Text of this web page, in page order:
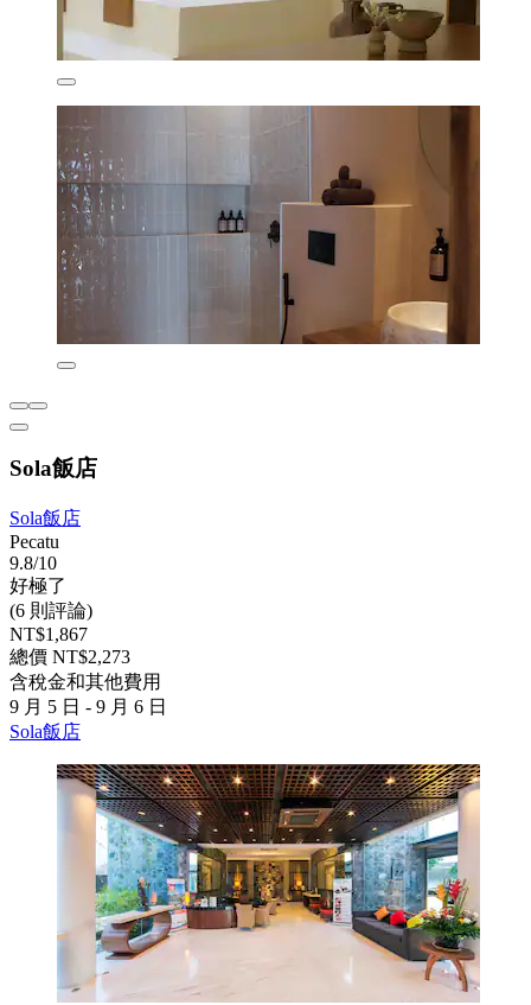
Sola飯店
Sola飯店
Pecatu
9.8/10
好極了
(6 則評論)
NT$1,867
總價 NT$2,273
含稅金和其他費用
9 月 5 日 - 9 月 6 日
Sola飯店